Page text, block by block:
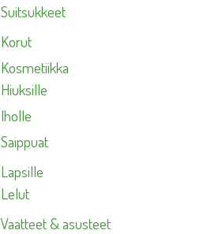
Suitsukkeet
Korut
Kosmetiikka
Hiuksille
Iholle
Saippuat
Lapsille
Lelut
Vaatteet & asusteet